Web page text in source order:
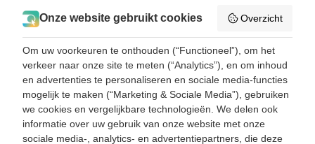
H&D TRADING
Energieweg 16
5145 NW Waalwijk
Telefoon:0031416785188
E-mail:info@hend-trading.com
KVK: 60393173
BTW: NL001786385B67
Onze website gebruikt cookies Overzicht
Om uw voorkeuren te onthouden (“Functioneel”), om het
verkeer naar onze site te meten (“Analytics”), en om inhoud
en advertenties te personaliseren en sociale media-functies
mogelijk te maken (“Marketing & Sociale Media”), gebruiken
we cookies en vergelijkbare technologieën. We delen ook
informatie over uw gebruik van onze website met onze
sociale media-, analytics- en advertentiepartners, die deze